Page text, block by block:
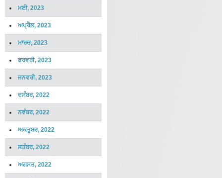
ਮਈ, 2023
ਅਪ੍ਰੈਲ, 2023
ਮਾਰਚ, 2023
ਫਰਵਰੀ, 2023
ਜਨਵਰੀ, 2023
ਦਸੰਬਰ, 2022
ਨਵੰਬਰ, 2022
ਅਕਤੂਬਰ, 2022
ਸਤੰਬਰ, 2022
ਅਗਸਤ, 2022